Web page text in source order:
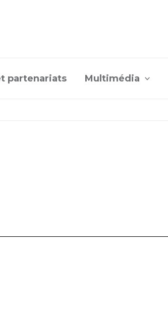
partenariats Multimédia